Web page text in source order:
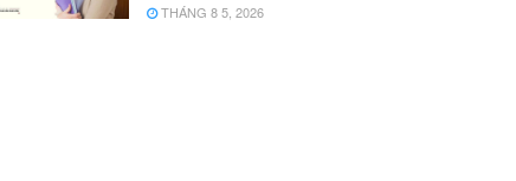
THÁNG 8 5, 2026